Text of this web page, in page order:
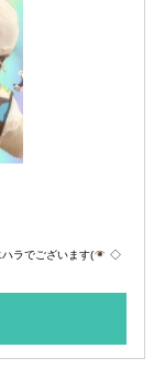
ラでございます(
◇